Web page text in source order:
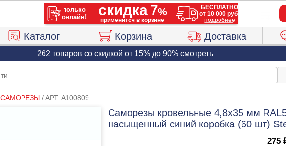
Каталог Корзина Доставка
262 товаров со скидкой от 15% до 90% смотреть
САМОРЕЗЫ/ АРТ. A100809
Саморезы кровельные 4,8х35 мм
насыщенный синий коробка (60 шт)
275